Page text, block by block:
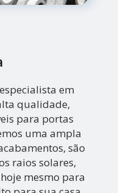
em
qualidade,
para portas
uma ampla
são
raios solares,
mesmo para